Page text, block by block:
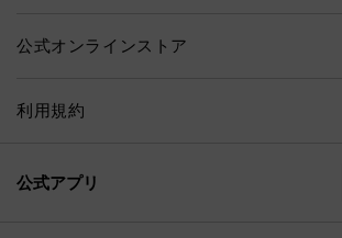
公式オンラインストア
利用規約
公式アプリ